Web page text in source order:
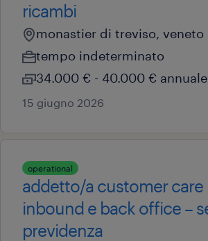
ricambi
monastier di treviso, veneto
tempo indeterminato
34.000 € - 40.000 € annuale
15 giugno 2026
operational
addetto/a customer care
inbound e back office –
previdenza